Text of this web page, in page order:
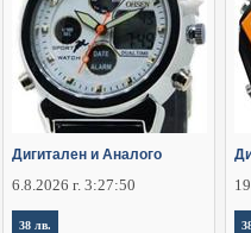
Дигитален и Аналого
6.8.2026 г. 3:27:50
38 лв.